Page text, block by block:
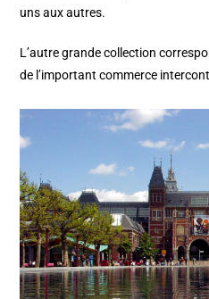
uns aux autres.
L’autre grande collection
de l’important commerce